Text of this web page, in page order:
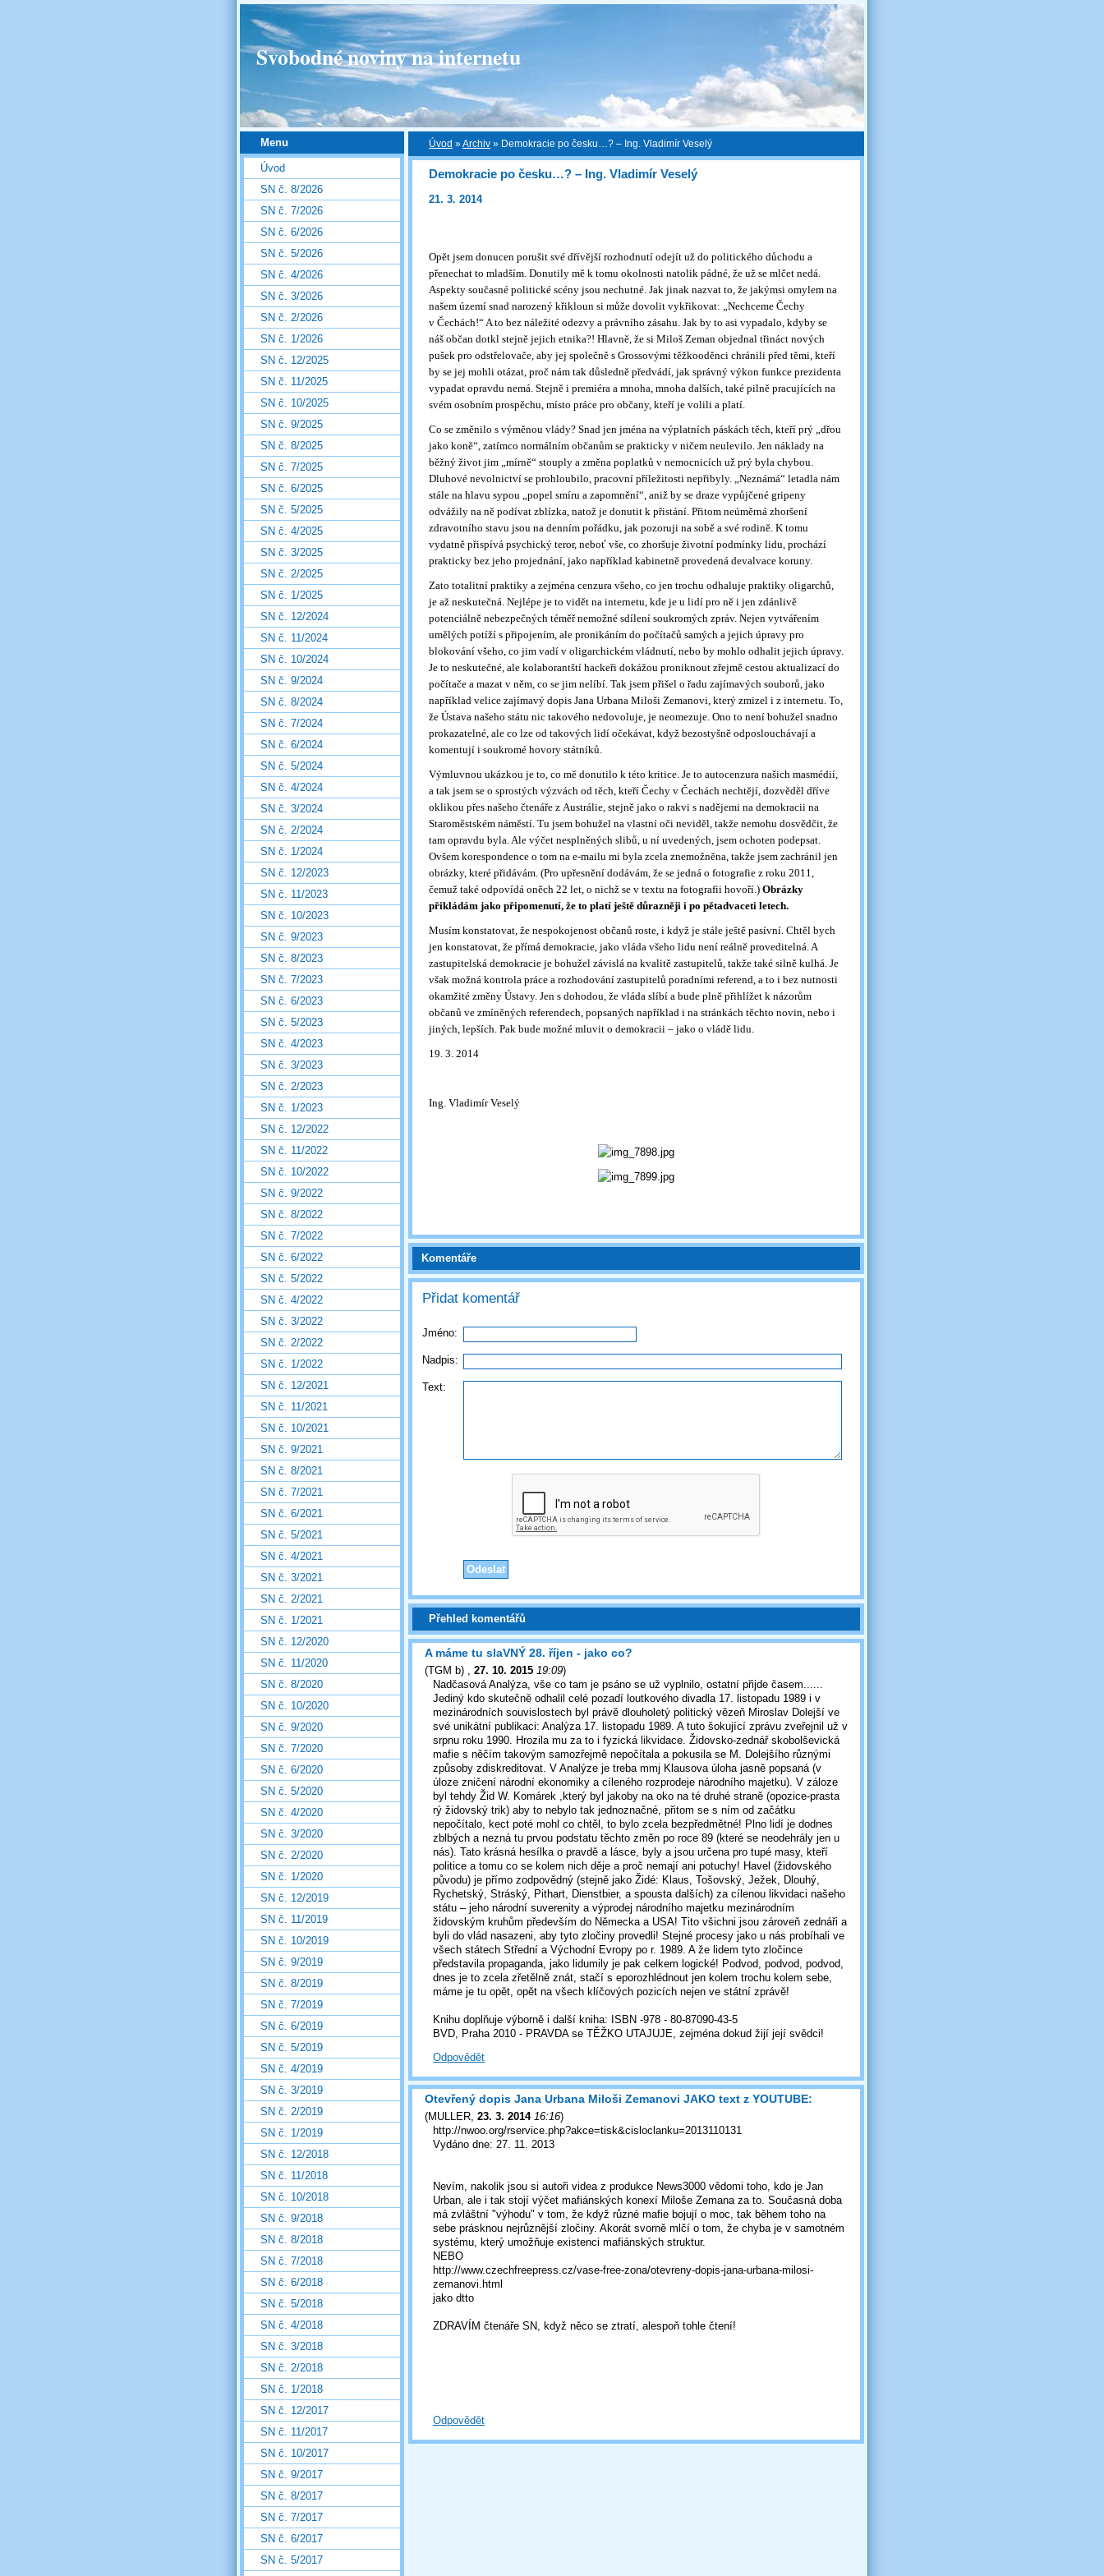
Svobodné noviny na internetu
Úvod »Archiv » Demokracie po česku…? – Ing. Vladimír Veselý
Demokracie po česku…? – Ing. Vladimír Veselý
21. 3. 2014
Opět jsem donucen porušit své dřívější rozhodnutí odejít už do politického důchodu a
přenechat to mladším. Donutily mě k tomu okolnosti natolik pádné, že už se mlčet nedá.
Aspekty současné politické scény jsou nechutné. Jak jinak nazvat to, že jakýmsi omylem na
našem území snad narozený křikloun si může dovolit vykřikovat: „Nechceme Čechy
v Čechách!“ A to bez náležité odezvy a právního zásahu. Jak by to asi vypadalo, kdyby se
náš občan dotkl stejně jejich etnika?! Hlavně, že si Miloš Zeman objednal třináct nových
pušek pro odstřelovače, aby jej společně s Grossovými těžkooděnci chránili před těmi, kteří
by se jej mohli otázat, proč nám tak důsledně předvádí, jak správný výkon funkce prezidenta
vypadat opravdu nemá. Stejně i premiéra a mnoha, mnoha dalších, také pilně pracujících na
svém osobním prospěchu, místo práce pro občany, kteří je volili a platí.
Co se změnilo s výměnou vlády? Snad jen jména na výplatních páskách těch, kteří prý „dřou
jako koně“, zatímco normálním občanům se prakticky v ničem neulevilo. Jen náklady na
běžný život jim „mírně“ stouply a změna poplatků v nemocnicích už prý byla chybou.
Dluhové nevolnictví se prohloubilo, pracovní příležitosti nepřibyly. „Neznámá“ letadla nám
stále na hlavu sypou „popel smíru a zapomnění“, aniž by se draze vypůjčené gripeny
odvážily na ně podívat zblízka, natož je donutit k přistání. Přitom neúměrná zhoršení
zdravotního stavu jsou na denním pořádku, jak pozoruji na sobě a své rodině. K tomu
vydatně přispívá psychický teror, neboť vše, co zhoršuje životní podmínky lidu, prochází
prakticky bez jeho projednání, jako například kabinetně provedená devalvace koruny.
Zato totalitní praktiky a zejména cenzura všeho, co jen trochu odhaluje praktiky oligarchů,
je až neskutečná. Nejlépe je to vidět na internetu, kde je u lidí pro ně i jen zdánlivě
potenciálně nebezpečných téměř nemožné sdílení soukromých zpráv. Nejen vytvářením
umělých potíží s připojením, ale pronikáním do počítačů samých a jejich úpravy pro
blokování všeho, co jim vadí v oligarchickém vládnutí, nebo by mohlo odhalit jejich úpravy.
Je to neskutečné, ale kolaborantští hackeři dokážou proniknout zřejmě cestou aktualizací do
počítače a mazat v něm, co se jim nelíbí. Tak jsem přišel o řadu zajímavých souborů, jako
například velice zajímavý dopis Jana Urbana Miloši Zemanovi, který zmizel i z internetu. To,
že Ústava našeho státu nic takového nedovoluje, je neomezuje. Ono to není bohužel snadno
prokazatelné, ale co lze od takových lidí očekávat, když bezostyšně odposlouchávají a
komentují i soukromé hovory státníků.
Výmluvnou ukázkou je to, co mě donutilo k této kritice. Je to autocenzura našich masmédií,
a tak jsem se o sprostých výzvách od těch, kteří Čechy v Čechách nechtějí, dozvěděl dříve
oklikou přes našeho čtenáře z Austrálie, stejně jako o rakvi s nadějemi na demokracii na
Staroměstském náměstí. Tu jsem bohužel na vlastní oči neviděl, takže nemohu dosvědčit, že
tam opravdu byla. Ale výčet nesplněných slibů, u ní uvedených, jsem ochoten podepsat.
Ovšem korespondence o tom na e-mailu mi byla zcela znemožněna, takže jsem zachránil jen
obrázky, které přidávám. (Pro upřesnění dodávám, že se jedná o fotografie z roku 2011,
čemuž také odpovídá oněch 22 let, o nichž se v textu na fotografii hovoří.) Obrázky
přikládám jako připomenutí, že to platí ještě důrazněji i po pětadvaceti letech.
Musím konstatovat, že nespokojenost občanů roste, i když je stále ještě pasívní. Chtěl bych
jen konstatovat, že přímá demokracie, jako vláda všeho lidu není reálně proveditelná. A
zastupitelská demokracie je bohužel závislá na kvalitě zastupitelů, takže také silně kulhá. Je
však možná kontrola práce a rozhodování zastupitelů poradními referend, a to i bez nutnosti
okamžité změny Ústavy. Jen s dohodou, že vláda slíbí a bude plně přihlížet k názorům
občanů ve zmíněných referendech, popsaných například i na stránkách těchto novin, nebo i
jiných, lepších. Pak bude možné mluvit o demokracii – jako o vládě lidu.
19. 3. 2014
Ing. Vladimír Veselý
Komentáře
Přidat komentář
Jméno:
Nadpis:
Text:
Přehled komentářů
A máme tu slaVNÝ 28. říjen - jako co?
(TGM b) 27. 10. 2015 19:09)
Nadčasová Analýza, vše co tam je psáno se už vyplnilo, ostatní přijde časem......
Jediný kdo skutečně odhalil celé pozadí loutkového divadla 17. listopadu 1989 i v
mezinárodních souvislostech byl právě dlouholetý politický vězeň Miroslav Dolejší ve
své unikátní publikaci: Analýza 17. listopadu 1989. A tuto šokující zprávu zveřejnil už v
srpnu roku 1990. Hrozila mu za to i fyzická likvidace. Židovsko-zednář skobolševická
mafie s něčím takovým samozřejmě nepočítala a pokusila se M. Dolejšího různými
způsoby zdiskreditovat. V Analýze je treba mmj Klausova úloha jasně popsaná (v
úloze zničení národní ekonomiky a cíleného rozprodeje národního majetku). V záloze
byl tehdy Žid W. Komárek ,který byl jakoby na oko na té druhé straně (opozice-prasta
rý židovský trik) aby to nebylo tak jednoznačné, přitom se s ním od začátku
nepočítalo, kect poté mohl co chtěl, to bylo zcela bezpředmětné! Plno lidí je dodnes
zblbých a nezná tu prvou podstatu těchto změn po roce 89 (které se neodehrály jen u
nás). Tato krásná hesílka o pravdě a lásce, byly a jsou určena pro tupé masy, kteří
politice a tomu co se kolem nich děje a proč nemají ani potuchy! Havel (židovského
původu) je přímo zodpovědný (stejně jako Židé: Klaus, Tošovský, Ježek, Dlouhý,
Rychetský, Stráský, Pithart, Dienstbier, a spousta dalších) za cílenou likvidaci našeho
státu – jeho národní suverenity a výprodej národního majetku mezinárodním
židovským kruhům především do Německa a USA! Tito všichni jsou zároveň zednáři a
byli do vlád nasazeni, aby tyto zločiny provedli! Stejné procesy jako u nás probíhali ve
všech státech Střední a Východní Evropy po r. 1989. A že lidem tyto zločince
představila propaganda, jako lidumily je pak celkem logické! Podvod, podvod, podvod,
dnes je to zcela zřetělně znát, stačí s eporozhlédnout jen kolem trochu kolem sebe,
máme je tu opět, opět na všech klíčových pozicích nejen ve státní zprávě!
Knihu doplňuje výborně i další kniha: ISBN -978 - 80-87090-43-5
BVD, Praha 2010 - PRAVDA se TĚŽKO UTAJUJE, zejména dokud žijí její svědci!
Odpovědět
Otevřený dopis Jana Urbana Miloši Zemanovi JAKO text z YOUTUBE:
(MULLER, 23. 3. 2014 16:16)
http://nwoo.org/rservice.php?akce=tisk&cisloclanku=2013110131
Vydáno dne: 27. 11. 2013
Nevím, nakolik jsou si autoři videa z produkce News3000 vědomi toho, kdo je Jan
Urban, ale i tak stojí výčet mafiánských konexí Miloše Zemana za to. Současná doba
má zvláštní "výhodu" v tom, že když různé mafie bojují o moc, tak během toho na
sebe prásknou nejrůznější zločiny. Akorát svorně mlčí o tom, že chyba je v samotném
systému, který umožňuje existenci mafiánských struktur.
NEBO
http://www.czechfreepress.cz/vase-free-zona/otevreny-dopis-jana-urbana-milosi-
zemanovi.html
jako dtto
ZDRAVÍM čtenáře SN, když něco se ztratí, alespoň tohle čtení!
Odpovědět
Menu
Úvod
SN č. 8/2026
SN č. 7/2026
SN č. 6/2026
SN č. 5/2026
SN č. 4/2026
SN č. 3/2026
SN č. 2/2026
SN č. 1/2026
SN č. 12/2025
SN č. 11/2025
SN č. 10/2025
SN č. 9/2025
SN č. 8/2025
SN č. 7/2025
SN č. 6/2025
SN č. 5/2025
SN č. 4/2025
SN č. 3/2025
SN č. 2/2025
SN č. 1/2025
SN č. 12/2024
SN č. 11/2024
SN č. 10/2024
SN č. 9/2024
SN č. 8/2024
SN č. 7/2024
SN č. 6/2024
SN č. 5/2024
SN č. 4/2024
SN č. 3/2024
SN č. 2/2024
SN č. 1/2024
SN č. 12/2023
SN č. 11/2023
SN č. 10/2023
SN č. 9/2023
SN č. 8/2023
SN č. 7/2023
SN č. 6/2023
SN č. 5/2023
SN č. 4/2023
SN č. 3/2023
SN č. 2/2023
SN č. 1/2023
SN č. 12/2022
SN č. 11/2022
SN č. 10/2022
SN č. 9/2022
SN č. 8/2022
SN č. 7/2022
SN č. 6/2022
SN č. 5/2022
SN č. 4/2022
SN č. 3/2022
SN č. 2/2022
SN č. 1/2022
SN č. 12/2021
SN č. 11/2021
SN č. 10/2021
SN č. 9/2021
SN č. 8/2021
SN č. 7/2021
SN č. 6/2021
SN č. 5/2021
SN č. 4/2021
SN č. 3/2021
SN č. 2/2021
SN č. 1/2021
SN č. 12/2020
SN č. 11/2020
SN č. 8/2020
SN č. 10/2020
SN č. 9/2020
SN č. 7/2020
SN č. 6/2020
SN č. 5/2020
SN č. 4/2020
SN č. 3/2020
SN č. 2/2020
SN č. 1/2020
SN č. 12/2019
SN č. 11/2019
SN č. 10/2019
SN č. 9/2019
SN č. 8/2019
SN č. 7/2019
SN č. 6/2019
SN č. 5/2019
SN č. 4/2019
SN č. 3/2019
SN č. 2/2019
SN č. 1/2019
SN č. 12/2018
SN č. 11/2018
SN č. 10/2018
SN č. 9/2018
SN č. 8/2018
SN č. 7/2018
SN č. 6/2018
SN č. 5/2018
SN č. 4/2018
SN č. 3/2018
SN č. 2/2018
SN č. 1/2018
SN č. 12/2017
SN č. 11/2017
SN č. 10/2017
SN č. 9/2017
SN č. 8/2017
SN č. 7/2017
SN č. 6/2017
SN č. 5/2017